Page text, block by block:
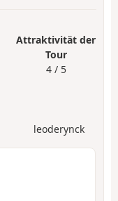
Attraktivität der
Tour
4 / 5
leoderynck